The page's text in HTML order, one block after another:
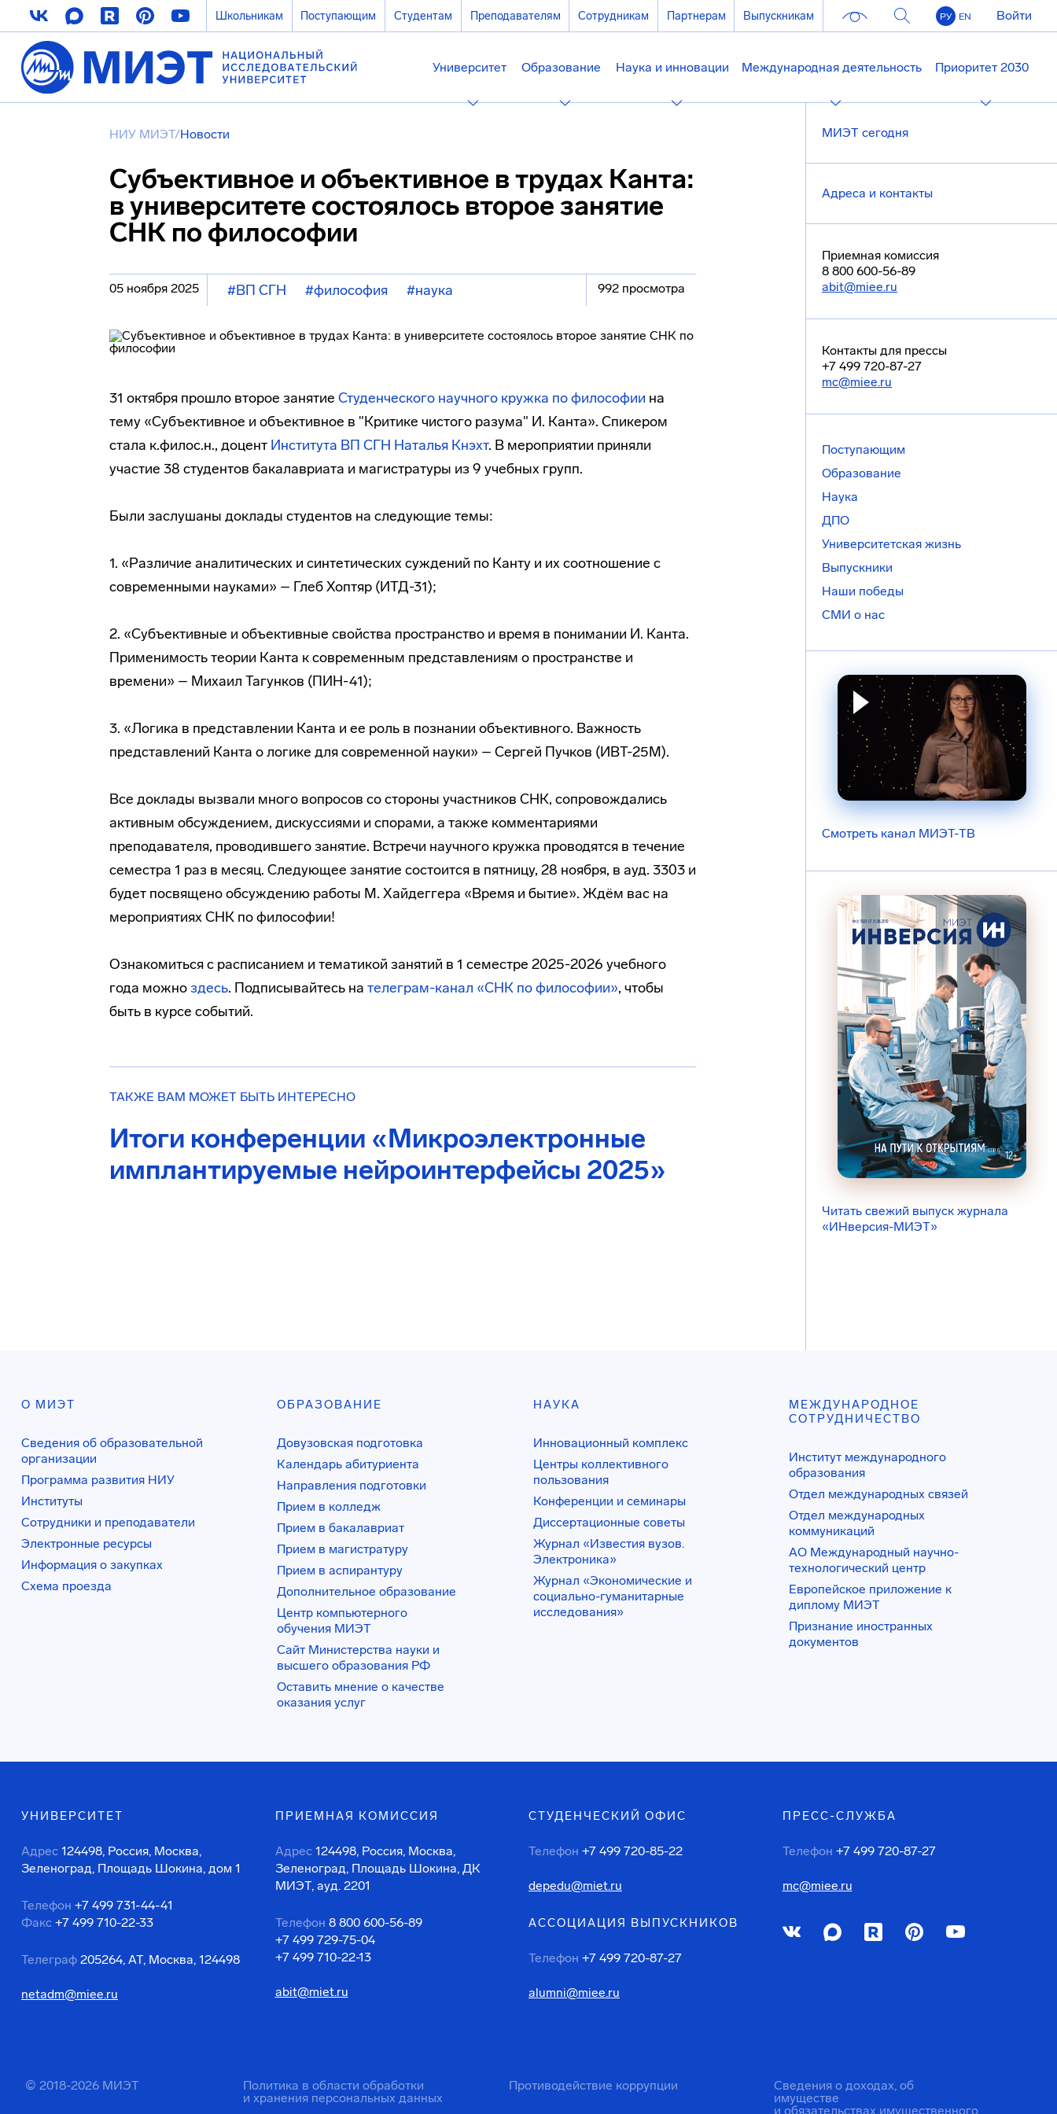
Школьникам Поступающим Студентам Преподавателям Сотрудникам Партнерам Выпускникам РУ EN Войти
Университет Образование Наука и инновации Международная деятельность Приоритет 2030
НИУ МИЭТ/Новости
Субъективное и объективное в трудах Канта:
в университете состоялось второе занятие
СНК по философии
05 ноября 2025 #ВП СГН #философия #наука 992 просмотра
31 октября прошло второе занятие Студенческого научного кружка по философии на
тему «Субъективное и объективное в "Критике чистого разума" И. Канта». Спикером
стала к.филос.н., доцент Института ВП СГН Наталья Кнэхт. В мероприятии приняли
участие 38 студентов бакалавриата и магистратуры из 9 учебных групп.
Были заслушаны доклады студентов на следующие темы:
1. «Различие аналитических и синтетических суждений по Канту и их соотношение с
современными науками» – Глеб Хоптяр (ИТД-31);
2. «Субъективные и объективные свойства пространство и время в понимании И. Канта.
Применимость теории Канта к современным представлениям о пространстве и
времени» – Михаил Тагунков (ПИН-41);
3. «Логика в представлении Канта и ее роль в познании объективного. Важность
представлений Канта о логике для современной науки» – Сергей Пучков (ИВТ-25М).
Все доклады вызвали много вопросов со стороны участников СНК, сопровождались
активным обсуждением, дискуссиями и спорами, а также комментариями
преподавателя, проводившего занятие. Встречи научного кружка проводятся в течение
семестра 1 раз в месяц. Следующее занятие состоится в пятницу, 28 ноября, в ауд. 3303 и
будет посвящено обсуждению работы М. Хайдеггера «Время и бытие». Ждём вас на
мероприятиях СНК по философии!
Ознакомиться с расписанием и тематикой занятий в 1 семестре 2025-2026 учебного
года можноздесь. Подписывайтесь на телеграм-канал «СНК по философии», чтобы
быть в курсе событий.
ТАКЖЕ ВАМ МОЖЕТ БЫТЬ ИНТЕРЕСНО
Итоги конференции «Микроэлектронные
имплантируемые нейроинтерфейсы 2025»
МИЭТ сегодня
Адреса и контакты
Приемная комиссия
8 800 600-56-89
abit@miee.ru
Контакты для прессы
+7 499 720-87-27
mc@miee.ru
Поступающим
Образование
Наука
ДПО
Университетская жизнь
Выпускники
Наши победы
СМИ о нас
Смотреть канал МИЭТ-ТВ
Читать свежий выпуск журнала
«ИНверсия-МИЭТ»
О МИЭТ
Сведения об образовательной
организации
Программа развития НИУ
Институты
Сотрудники и преподаватели
Электронные ресурсы
Информация о закупках
Схема проезда
ОБРАЗОВАНИЕ
Довузовская подготовка
Календарь абитуриента
Направления подготовки
Прием в колледж
Прием в бакалавриат
Прием в магистратуру
Прием в аспирантуру
Дополнительное образование
Центр компьютерного
обучения МИЭТ
Сайт Министерства науки и
высшего образования РФ
Оставить мнение о качестве
оказания услуг
НАУКА
Инновационный комплекс
Центры коллективного
пользования
Конференции и семинары
Диссертационные советы
Журнал «Известия вузов.
Электроника»
Журнал «Экономические и
социально-гуманитарные
исследования»
МЕЖДУНАРОДНОЕ
СОТРУДНИЧЕСТВО
Институт международного
образования
Отдел международных связей
Отдел международных
коммуникаций
АО Международный научно-
технологический центр
Европейское приложение к
диплому МИЭТ
Признание иностранных
документов
УНИВЕРСИТЕТ
Адрес 124498, Россия, Москва,
Зеленоград, Площадь Шокина, дом 1
Телефон +7 499 731-44-41
Факс +7 499 710-22-33
Телеграф 205264, АТ, Москва, 124498
netadm@miee.ru
ПРИЕМНАЯ КОМИССИЯ
Адрес 124498, Россия, Москва,
Зеленоград, Площадь Шокина, ДК
МИЭТ, ауд. 2201
Телефон 8 800 600-56-89
+7 499 729-75-04
+7 499 710-22-13
abit@miet.ru
СТУДЕНЧЕСКИЙ ОФИС
Телефон +7 499 720-85-22
depedu@miet.ru
АССОЦИАЦИЯ ВЫПУСКНИКОВ
Телефон +7 499 720-87-27
alumni@miee.ru
ПРЕСС-СЛУЖБА
Телефон +7 499 720-87-27
mc@miee.ru
© 2018-2026 МИЭТ
Политика в области обработки
и хранения персональных данных
Противодействие коррупции
Сведения о доходах, об
имуществе
и обязательствах имущественного